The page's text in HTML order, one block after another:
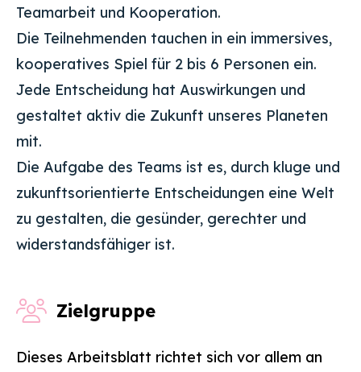
Teamarbeit und Kooperation.
Die Teilnehmenden tauchen in ein immersives,
kooperatives Spiel für 2 bis 6 Personen ein.
Jede Entscheidung hat Auswirkungen und
gestaltet aktiv die Zukunft unseres Planeten
mit.
Die Aufgabe des Teams ist es, durch kluge und
zukunftsorientierte Entscheidungen eine Welt
zu gestalten, die gesünder, gerechter und
widerstandsfähiger ist.
Zielgruppe
Dieses Arbeitsblatt richtet sich vor allem an